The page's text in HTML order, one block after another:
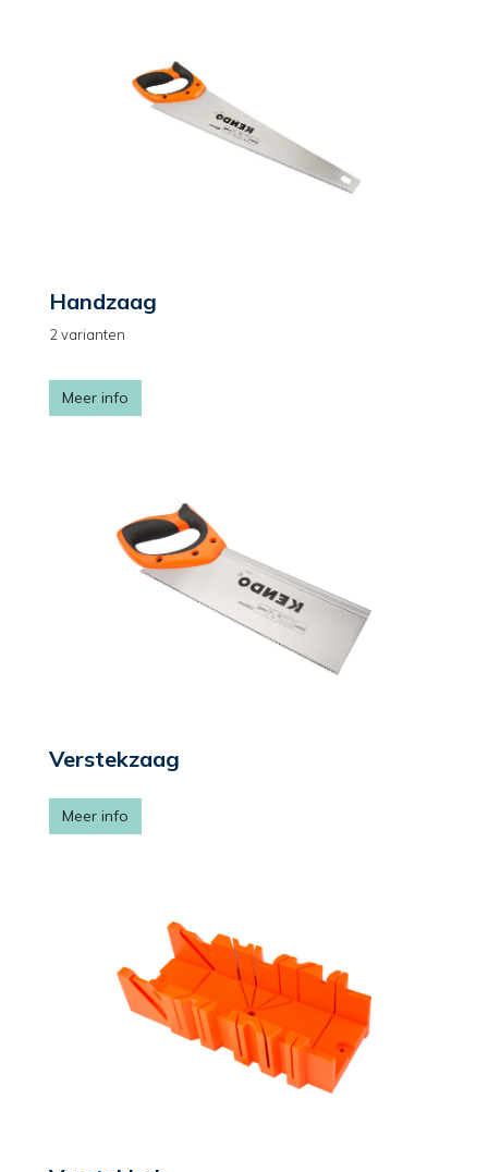
Handzaag
2 varianten
Meer info
Verstekzaag
Meer info